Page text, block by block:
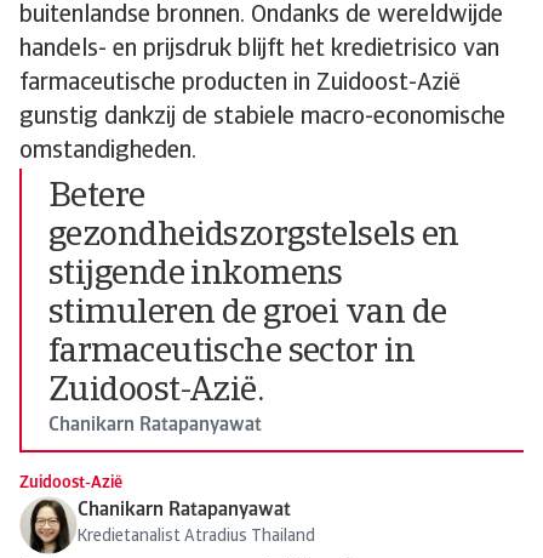
buitenlandse bronnen. Ondanks de wereldwijde
handels- en prijsdruk blijft het kredietrisico van
farmaceutische producten in Zuidoost-Azië
gunstig dankzij de stabiele macro-economische
omstandigheden.
Betere
gezondheidszorgstelsels en
stijgende inkomens
stimuleren de groei van de
farmaceutische sector in
Zuidoost-Azië.
Chanikarn Ratapanyawat
Zuidoost-Azië
Chanikarn Ratapanyawat
Kredietanalist Atradius Thailand